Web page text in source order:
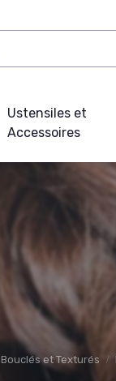
Ustensiles et
Accessoires
et Texturés